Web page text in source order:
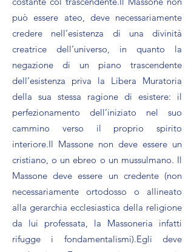
può essere ateo, deve necessariamente
credere nell’esistenza di una divinità
creatrice dell’universo, in quanto la
negazione di un piano trascendente
dell’esistenza priva la Libera Muratoria
della sua stessa ragione di esistere: il
perfezionamento dell’iniziato nel suo
cammino verso il proprio spirito
interiore.Il Massone non deve essere un
cristiano, o un ebreo o un mussulmano. Il
Massone deve essere un credente (non
necessariamente ortodosso o allineato
alla gerarchia ecclesiastica della religione
da lui professata, la Massoneria infatti
rifugge i fondamentalismi).Egli deve